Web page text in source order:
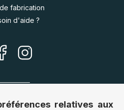
fabrication
d'aide ?
sites
relatives aux